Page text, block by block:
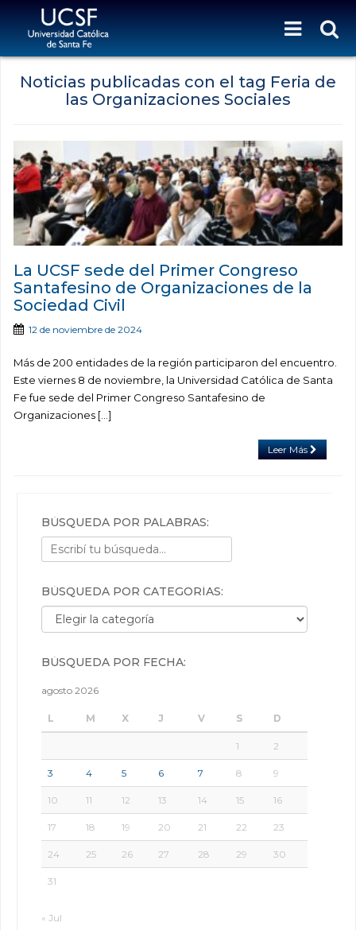
Noticias publicadas con el tag Feria de
las Organizaciones Sociales
La UCSF sede del Primer Congreso
Santafesino de Organizaciones de la
Sociedad Civil
12 de noviembre de 2024
Más de 200 entidades de la región participaron del encuentro.
Este viernes 8 de noviembre, la Universidad Católica de Santa
Fe fue sede del Primer Congreso Santafesino de
Organizaciones […]
Leer Más
BÚSQUEDA POR PALABRAS:
BÚSQUEDA POR CATEGORÍAS:
Búsqueda por categorías:
BÚSQUEDA POR FECHA:
agosto 2026
L M X J V S D
1 2
3 4 5 6 7 8 9
10 11 12 13 14 15 16
17 18 19 20 21 22 23
24 25 26 27 28 29 30
31
« Jul